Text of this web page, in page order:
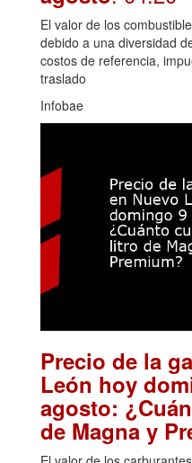
El valor de los
debido a una diversidad
costos de referencia,
traslado
Infobae
Precio de la
León hoy
agosto:
de Magna y